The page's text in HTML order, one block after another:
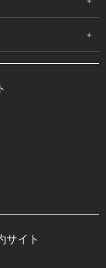
サイト